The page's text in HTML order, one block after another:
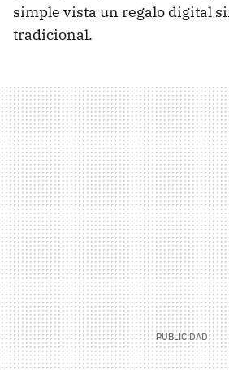
simple vista un regalo digital
tradicional.